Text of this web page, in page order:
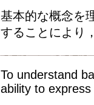
基本的な概念を
することにより
To understand
ability to